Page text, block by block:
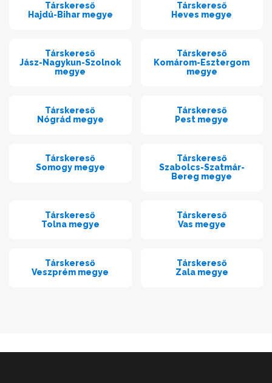
Társkereső
Hajdú-Bihar megye
Társkereső
Heves megye
Társkereső
Jász-Nagykun-Szolnok
megye
Társkereső
Komárom-Esztergom
megye
Társkereső
Nógrád megye
Társkereső
Pest megye
Társkereső
Somogy megye
Társkereső
Szabolcs-Szatmár-
Bereg megye
Társkereső
Tolna megye
Társkereső
Vas megye
Társkereső
Veszprém megye
Társkereső
Zala megye